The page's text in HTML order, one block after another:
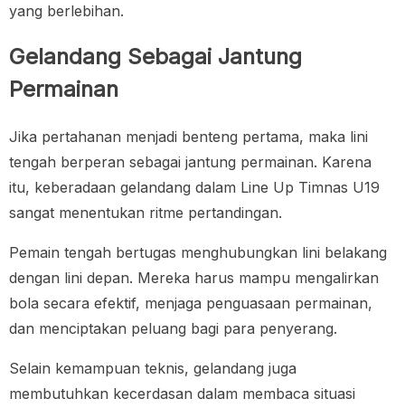
yang berlebihan.
Gelandang Sebagai Jantung
Permainan
Jika pertahanan menjadi benteng pertama, maka lini
tengah berperan sebagai jantung permainan. Karena
itu, keberadaan gelandang dalam Line Up Timnas U19
sangat menentukan ritme pertandingan.
Pemain tengah bertugas menghubungkan lini belakang
dengan lini depan. Mereka harus mampu mengalirkan
bola secara efektif, menjaga penguasaan permainan,
dan menciptakan peluang bagi para penyerang.
Selain kemampuan teknis, gelandang juga
membutuhkan kecerdasan dalam membaca situasi